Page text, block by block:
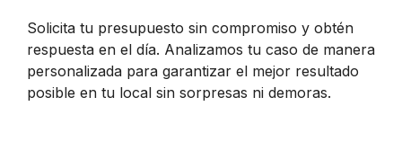
Solicita tu presupuesto sin compromiso y obtén
respuesta en el día. Analizamos tu caso de manera
personalizada para garantizar el mejor resultado
posible en tu local sin sorpresas ni demoras.